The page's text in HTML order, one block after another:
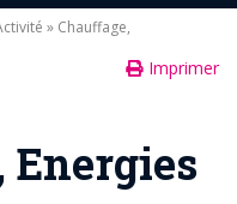
» Chauffage,
Imprimer